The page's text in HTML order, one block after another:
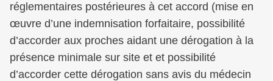
réglementaires postérieures à cet accord (mise en
œuvre d’une indemnisation forfaitaire, possibilité
d’accorder aux proches aidant une dérogation à la
présence minimale sur site et et possibilité
d’accorder cette dérogation sans avis du médecin